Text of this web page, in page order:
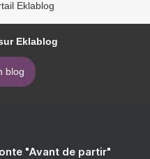
Eklablog
Eklablog
blog
"Avant de partir"